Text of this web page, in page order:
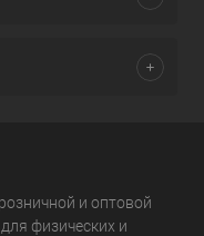
и оптовой
физических и